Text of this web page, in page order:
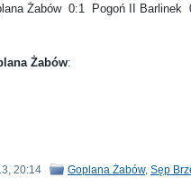
Żabów 0:1 Pogoń II Barlinek
Żabów:
20:14 Goplana Żabów, Sęp